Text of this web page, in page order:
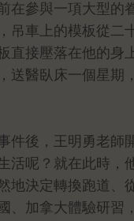
在參與一項大型的
吊車上的模板從二
直接壓落在他的身
送醫臥床一個星期
件後，王明勇老師
活呢？就在此時，
地決定轉換跑道、
、加拿大體驗研習